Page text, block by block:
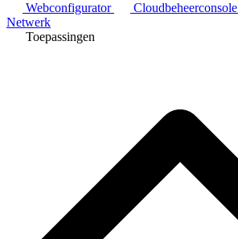
Webconfigurator Cloudbeheerconsole
Netwerk
Toepassingen